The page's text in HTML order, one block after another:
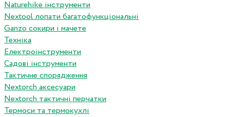
Naturehike інструменти
Nextool лопати багатофункціональні
Ganzo сокири і мачете
Техніка
Електроінструменти
Садові інструменти
Тактичне спорядження
Nextorch аксесуари
Nextorch тактичні перчатки
Термоси та термокухлі